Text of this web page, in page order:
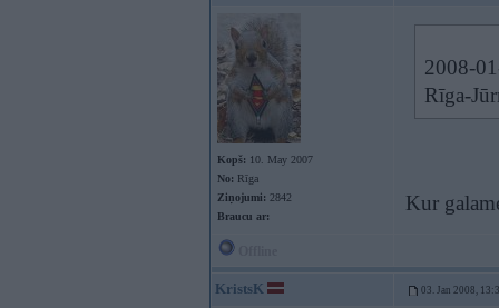
Kopš: 10. May 2007
No: Rīga
Ziņojumi: 2842
Braucu ar:
2008-
Rīga-
Kur
KristsK 03. Jan 2008,